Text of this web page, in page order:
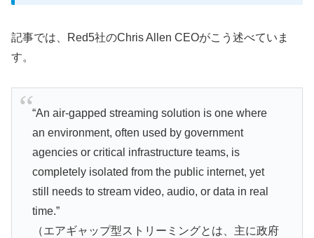
記事では、Red5社のChris Allen CEOがこう述べていま
す。
“An air-gapped streaming solution is one where
an environment, often used by government
agencies or critical infrastructure teams, is
completely isolated from the public internet, yet
still needs to stream video, audio, or data in real
time.”
（エアギャップ型ストリーミングとは、主に政府